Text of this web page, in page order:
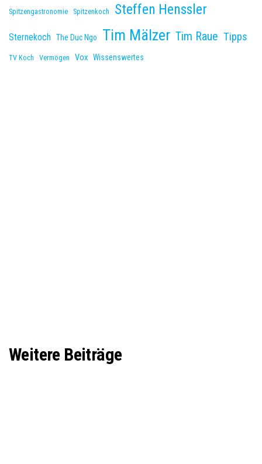
Spitzengastronomie Spitzenkoch Steffen Henssler
Sternekoch The Duc Ngo Tim Mälzer Tim Raue Tipps
TV Koch Vermögen Vox Wissenswertes
Weitere Beiträge